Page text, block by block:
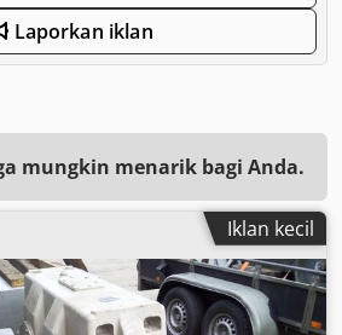
Laporkan iklan
mungkin menarik bagi Anda.
Iklan kecil